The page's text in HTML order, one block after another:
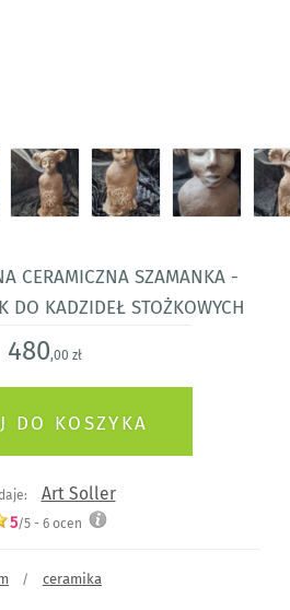
ceramiczna Szamanka -
kadzideł stożkowych
480,00 zł
Art Soller
5/5 - 6ocen
/ ceramika